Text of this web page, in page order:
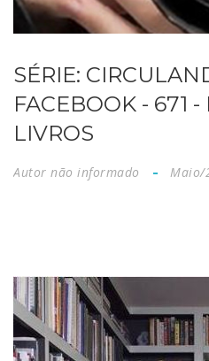
SÉRIE:
FACEBOOK - 671
LIVROS
Autor não informado Maio/